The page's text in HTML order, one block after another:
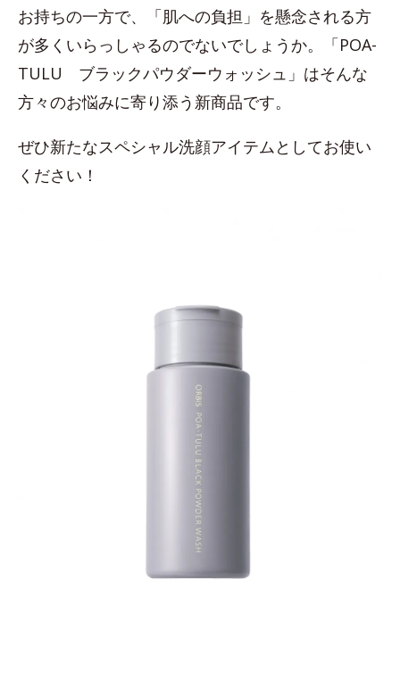
お持ちの一方で、「肌への負担」を懸念される方
が多くいらっしゃるのでないでしょうか。「POA-
TULU ブラックパウダーウォッシュ」はそんな
方々のお悩みに寄り添う新商品です。
ぜひ新たなスペシャル洗顔アイテムとしてお使い
ください！